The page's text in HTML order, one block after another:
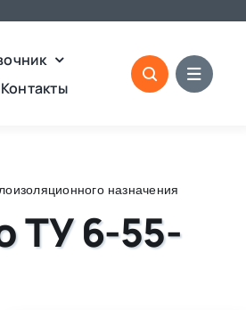
Контакты
назначения
ТУ 6-55-